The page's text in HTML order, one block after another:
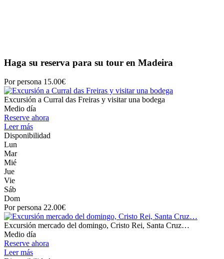
Haga su reserva para su tour en Madeira
Por persona 15.00€
Excursión a Curral das Freiras y visitar una bodega
Medio día
Reserve ahora
Leer más
Disponibilidad
Lun
Mar
Mié
Jue
Vie
Sáb
Dom
Por persona 22.00€
Excursión mercado del domingo, Cristo Rei, Santa Cruz…
Medio día
Reserve ahora
Leer más